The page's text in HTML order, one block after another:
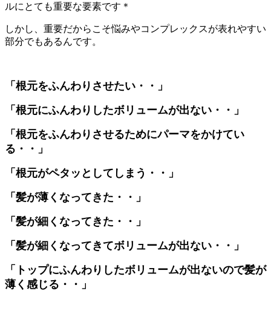
ルにとても重要な要素です＊
しかし、重要だからこそ悩みやコンプレックスが表れやすい
部分でもあるんです。
「根元をふんわりさせたい・・」
「根元にふんわりしたボリュームが出ない・・」
「根元をふんわりさせるためにパーマをかけてい
る・・」
「根元がペタッとしてしまう・・」
「髪が薄くなってきた・・」
「髪が細くなってきた・・」
「髪が細くなってきてボリュームが出ない・・」
「トップにふんわりしたボリュームが出ないので髪が
薄く感じる・・」